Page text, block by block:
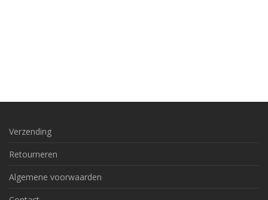
Verzending
Retourneren
Algemene voorwaarden